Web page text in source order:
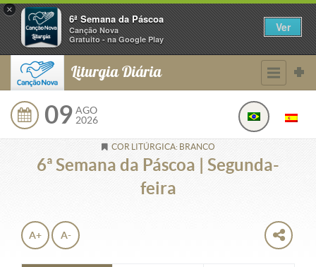
×
6ª Semana da Páscoa
Canção Nova
Gratuito - na Google Play
Ver
Liturgia Diária
09 AGO
2026
COR LITÚRGICA: BRANCO
6ª Semana da Páscoa | Segunda-
feira
A+ A-